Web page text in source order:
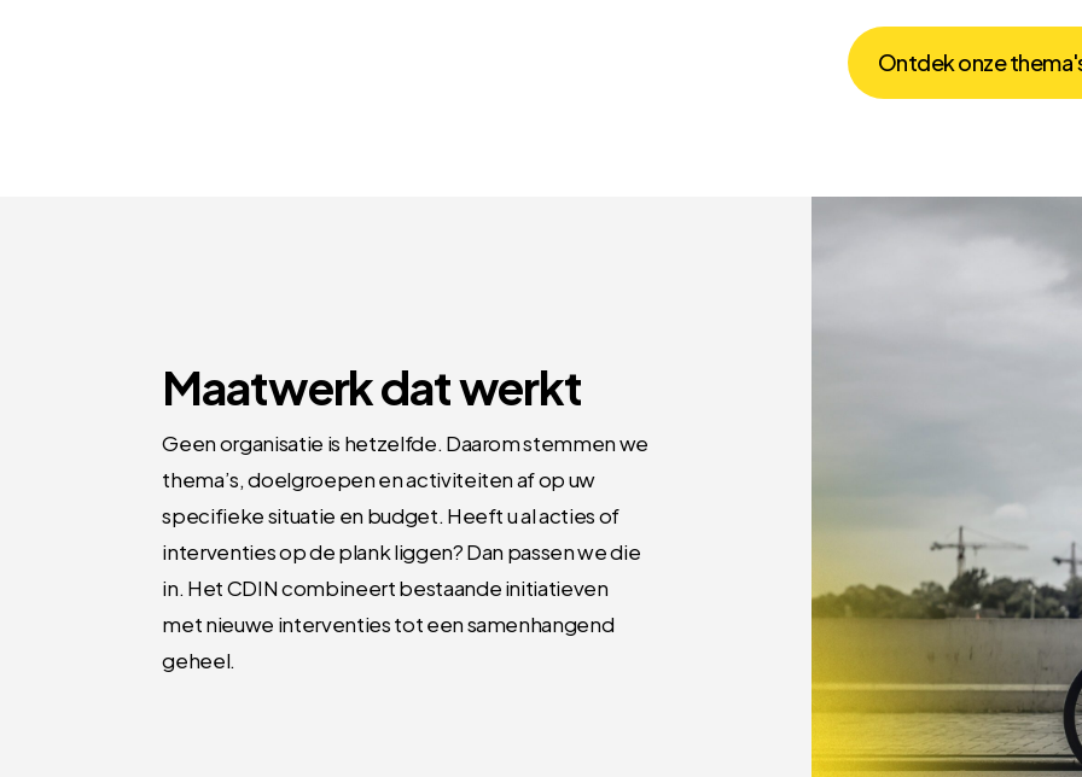
Ontdekonzethema'
Maatwerk dat werkt
Geen organisatie is hetzelfde. Daarom stemmen we
thema’s, doelgroepen en activiteiten af op uw
specifieke situatie en budget. Heeft u al acties of
interventies op de plank liggen? Dan passen we die
in. Het CDIN combineert bestaande initiatieven
met nieuwe interventies tot een samenhangend
geheel.